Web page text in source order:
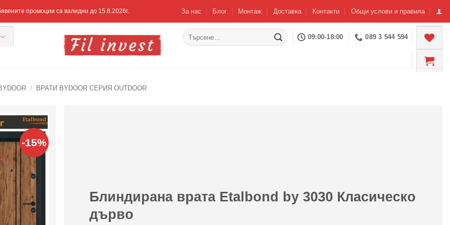
промоции са валидни до 15.8.2026г. За нас Блог Монтаж Доставка Контакти Общи услови и правила
Търсене
за:
09:00-18:00 089 3 544 594
/ ВРАТИ BYDOOR СЕРИЯ OUTDOOR
-15%
Добавяне
към
списъка с
харесани
продукти
Блиндирана врата Etalbond by 3030 Класическо
дърво